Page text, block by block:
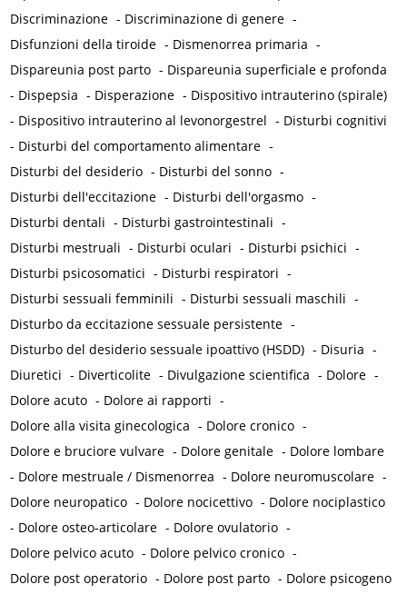
Discriminazione - Discriminazione di genere -
Disfunzioni della tiroide - Dismenorrea primaria -
Dispareunia post parto - Dispareunia superficiale e profonda
- Dispepsia - Disperazione - Dispositivo intrauterino (spirale)
- Dispositivo intrauterino al levonorgestrel - Disturbi cognitivi
- Disturbi del comportamento alimentare -
Disturbi del desiderio - Disturbi del sonno -
Disturbi dell'eccitazione - Disturbi dell'orgasmo -
Disturbi dentali - Disturbi gastrointestinali -
Disturbi mestruali - Disturbi oculari - Disturbi psichici -
Disturbi psicosomatici - Disturbi respiratori -
Disturbi sessuali femminili - Disturbi sessuali maschili -
Disturbo da eccitazione sessuale persistente -
Disturbo del desiderio sessuale ipoattivo (HSDD) - Disuria -
Diuretici - Diverticolite - Divulgazione scientifica - Dolore -
Dolore acuto - Dolore ai rapporti -
Dolore alla visita ginecologica - Dolore cronico -
Dolore e bruciore vulvare - Dolore genitale - Dolore lombare
- Dolore mestruale / Dismenorrea - Dolore neuromuscolare -
Dolore neuropatico - Dolore nocicettivo - Dolore nociplastico
- Dolore osteo-articolare - Dolore ovulatorio -
Dolore pelvico acuto - Dolore pelvico cronico -
Dolore post operatorio - Dolore post parto - Dolore psicogeno